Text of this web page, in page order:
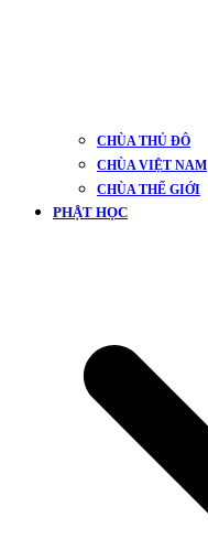
CHÙA THỦ ĐÔ
CHÙA VIỆT NAM
CHÙA THẾ GIỚI
PHẬT HỌC